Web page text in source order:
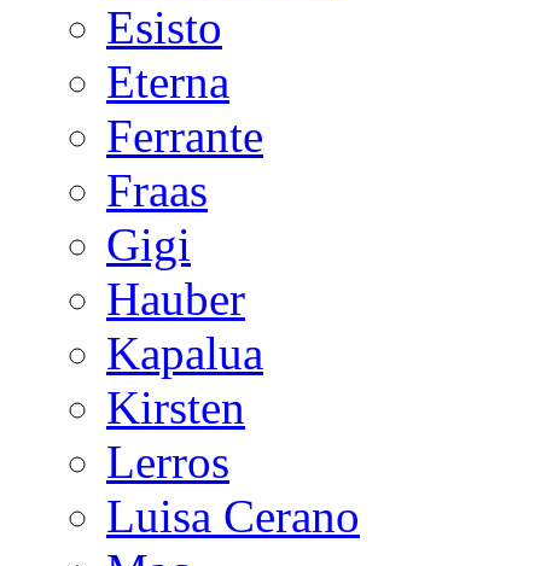
Esisto
Eterna
Ferrante
Fraas
Gigi
Hauber
Kapalua
Kirsten
Lerros
Luisa Cerano